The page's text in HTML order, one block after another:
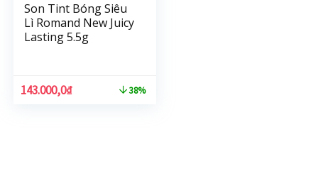
Son Tint Bóng Siêu
Lì Romand New Juicy
Lasting 5.5g
143.000,0₫ 38%